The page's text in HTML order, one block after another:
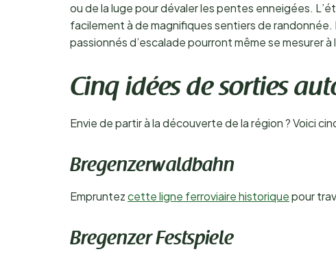
ou de la luge pour dévaler les pentes enneigées.
facilement à de magnifiques sentiers de
passionnés d’escalade pourront même se mesurer à
Cinq idées de sorties
Envie de partir à la découverte de la région ? Voici
Bregenzerwaldbahn
Empruntezcette ligne ferroviaire historiquepour
Bregenzer Festspiele